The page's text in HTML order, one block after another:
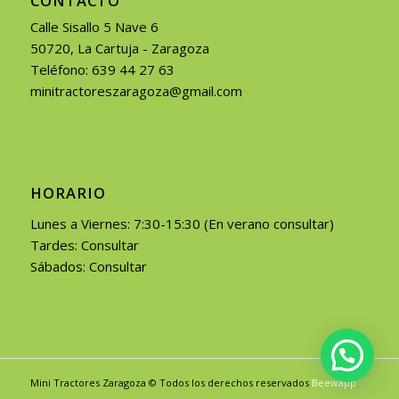
Calle Sisallo 5 Nave 6
50720, La Cartuja - Zaragoza
Teléfono: 639 44 27 63
minitractoreszaragoza@gmail.com
HORARIO
Lunes a Viernes: 7:30-15:30 (En verano consultar)
Tardes: Consultar
Sábados: Consultar
Mini Tractores Zaragoza © Todos los derechos reservados Beewapp